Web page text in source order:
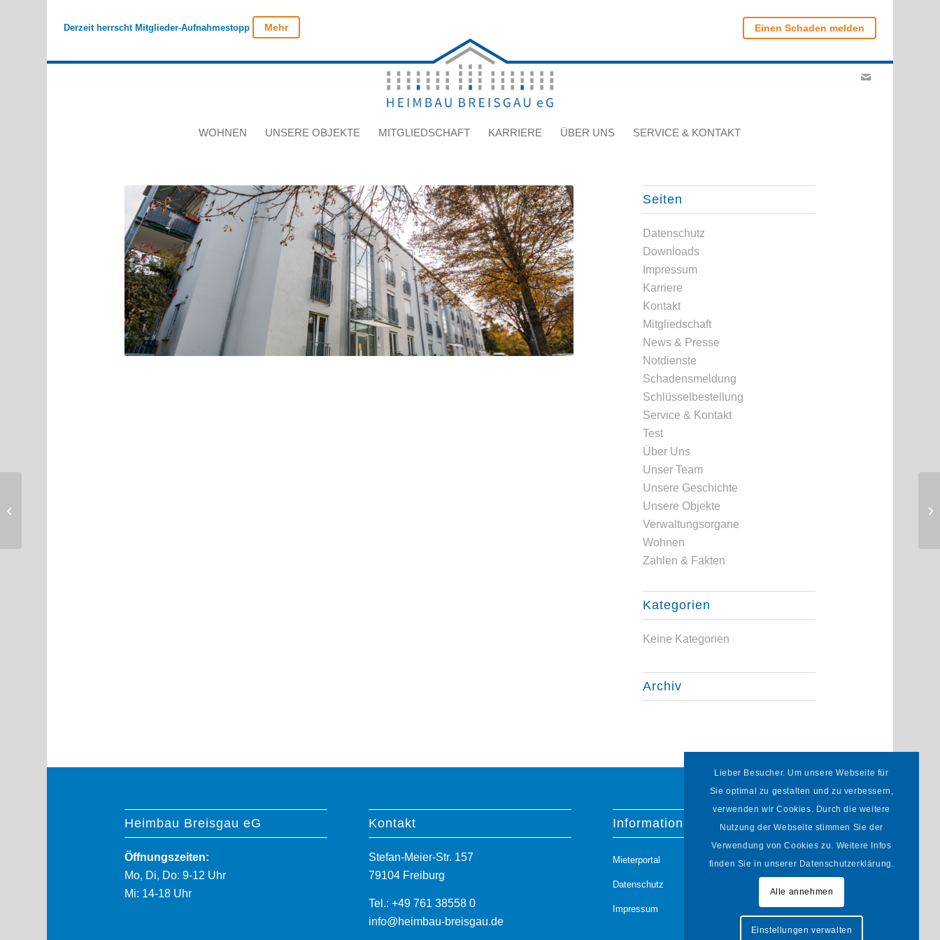
Einen Schaden melden
Derzeit herrscht Mitglieder-Aufnahmestopp Mehr
WOHNEN UNSERE OBJEKTE MITGLIEDSCHAFT KARRIERE ÜBER UNS SERVICE & KONTAKT
Seiten
Datenschutz
Downloads
Impressum
Karriere
Kontakt
Mitgliedschaft
News & Presse
Notdienste
Schadensmeldung
Schlüsselbestellung
Service & Kontakt
Test
Über Uns
Unser Team
Unsere Geschichte
Unsere Objekte
Verwaltungsorgane
Wohnen
Zahlen & Fakten
Kategorien
Keine Kategorien
Archiv
Heimbau Breisgau eG
Öffnungszeiten:
Mo, Di, Do: 9-12 Uhr
Mi: 14-18 Uhr
Kontakt
Stefan-Meier-Str. 157
79104 Freiburg
Tel.: +49 761 38558 0
info@heimbau-breisgau.de
Informationen
Mieterportal
Datenschutz
Impressum
Lieber Besucher. Um unsere Webseite für
Sie optimal zu gestalten und zu verbessern,
verwenden wir Cookies. Durch die weitere
Nutzung der Webseite stimmen Sie der
Verwendung von Cookies zu. Weitere Infos
finden Sie in unserer Datenschutzerklärung.
Alle annehmen
Einstellungen verwalten